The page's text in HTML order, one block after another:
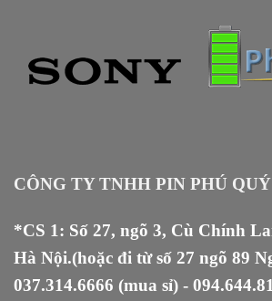
CÔNG TY TNHH PIN PHÚ QUÝ
*CS 1: Số 27, ngõ 3, Cù Chính
Hà Nội.(hoặc đi từ số 27 ngõ 89
037.314.6666 (mua sỉ) -